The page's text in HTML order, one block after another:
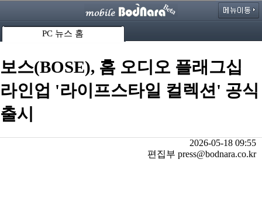
PC 뉴스 홈
보스(BOSE), 홈 오디오 플래그십
라인업 '라이프스타일 컬렉션' 공식
출시
2026-05-18 09:55
편집부 press@bodnara.co.kr